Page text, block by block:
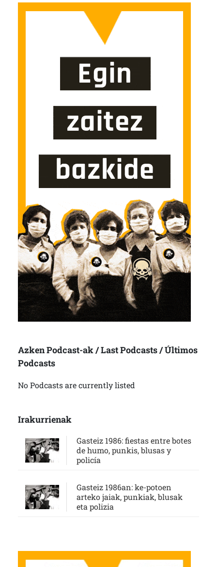
Azken Podcast-ak / Last Podcasts / Últimos
Podcasts
No Podcasts are currently listed
Irakurrienak
Gasteiz 1986: fiestas entre botes
de humo, punkis, blusas y
policía
Gasteiz 1986an: ke-potoen
arteko jaiak, punkiak, blusak
eta polizia